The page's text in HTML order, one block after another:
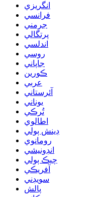
انگريزي
فرانسي
جرمني
پرتگالي
اندلسي
روسي
جاپاني
ڪورين
عربي
آئرستاني
يوناني
تُرڪي
اطالوي
ڊينش ٻولي
رومانوي
انڊونيشي
چيڪ ٻولي
آفريڪي
سويڊني
پالش